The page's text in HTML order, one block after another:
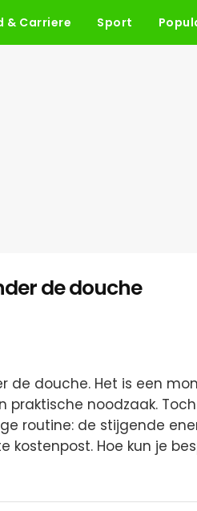
& Carriere Sport
de douche
de douche. Het is een
praktische noodzaak.
routine: de stijgende
kostenpost. Hoe kun je